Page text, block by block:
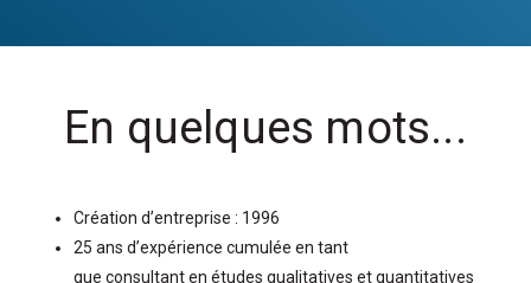
En quelques mots...
Création d’entreprise : 1996
25 ans d’expérience cumulée en tant
que consultant en études qualitatives et quantitatives